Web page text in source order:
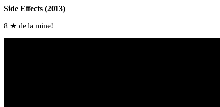
Side Effects (2013)
8 ★ de la mine!